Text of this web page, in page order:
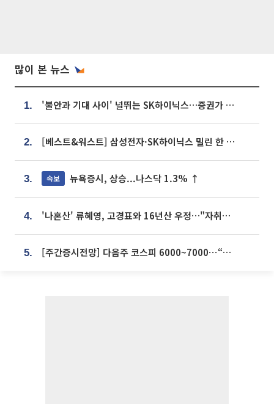
많이 본 뉴스
1. '불안과 기대 사이' 널뛰는 SK하이닉스…증권가 "HBM4·LTA 기반 펀터멘털 견고"
2. [베스트&워스트] 삼성전자·SK하이닉스 밀린 한 주…상상인증권은 85% 급등
3. 속보 뉴욕증시, 상승...나스닥 1.3% ↑
4. '나혼산' 류혜영, 고경표와 16년산 우정…"자취방서 부모님과 마주쳐"
5. [주간증시전망] 다음주 코스피 6000~7000⋯“外人 수급은 정책이 변수”